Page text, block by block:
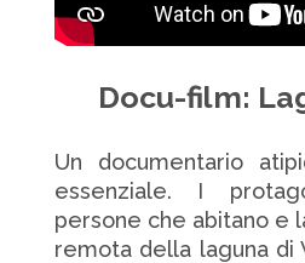
Docu-film:
Un documentario
essenziale. I
persone che abitano e
remota della laguna di